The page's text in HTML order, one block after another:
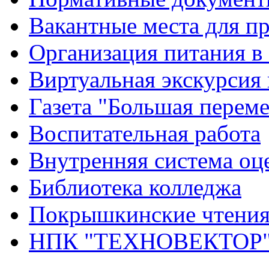
Вакантные места для
Организация питания в
Виртуальная
Газета "Большая
Воспитательная работа
Внутренняя система
Библиотека колледжа
Покрышкинские
НПК